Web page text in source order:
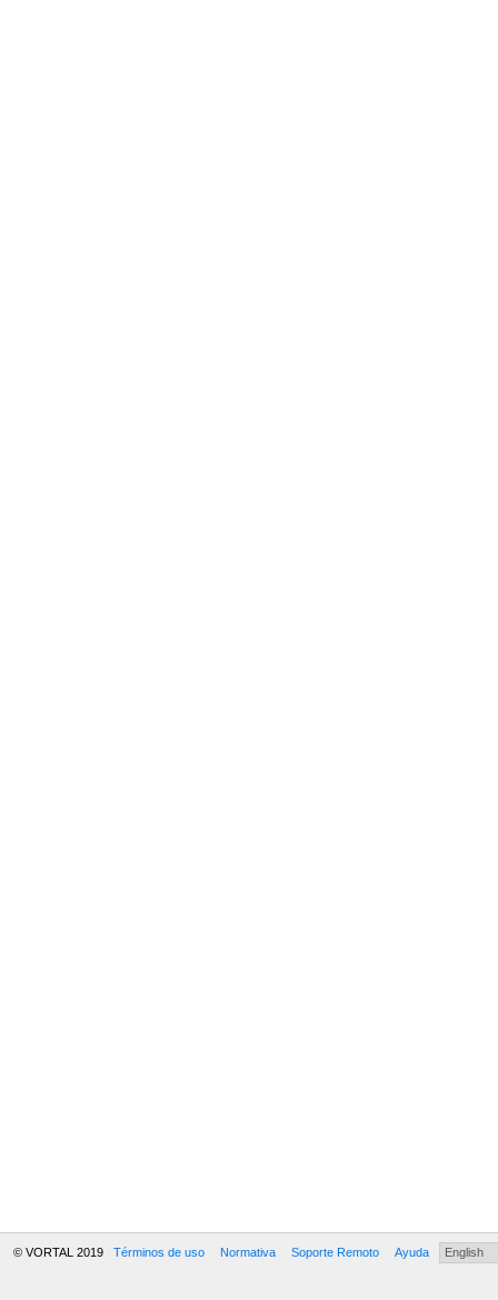
© VORTAL 2019 Términos de uso Normativa Soporte Remoto Ayuda